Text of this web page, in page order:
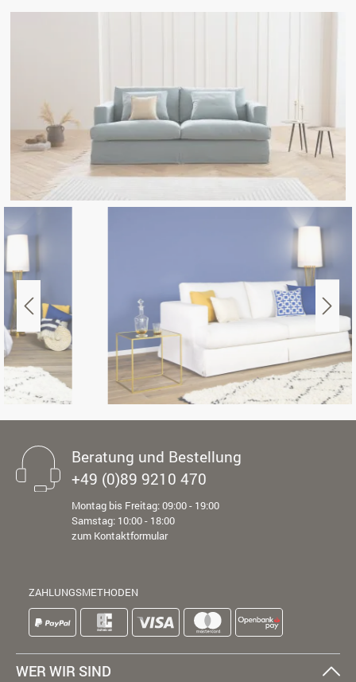
Beratung und Bestellung
+49 (0)89 9210 470
Montag bis Freitag: 09:00 - 19:00
Samstag: 10:00 - 18:00
zum Kontaktformular
ZAHLUNGSMETHODEN
WER WIR SIND